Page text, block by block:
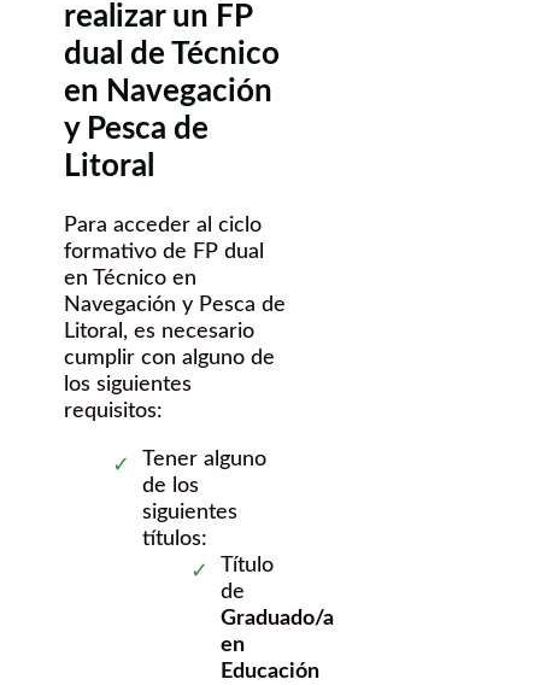
realizar un FP
dual de Técnico
en Navegación
y Pesca de
Litoral
Para acceder al ciclo
formativo de FP dual
en Técnico en
Navegación y Pesca de
Litoral, es necesario
cumplir con alguno de
los siguientes
requisitos:
Tener alguno
de los
siguientes
títulos:
Título
de
Graduado/a
en
Educación